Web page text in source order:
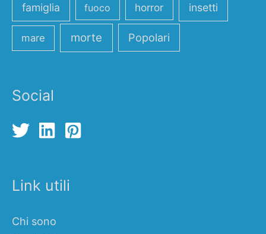
famiglia fuoco horror insetti
mare morte Popolari
Social
Link utili
Chi sono